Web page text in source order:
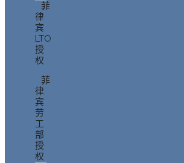
菲
律
宾
LTO
授
权
菲
律
宾
劳
工
部
授
权